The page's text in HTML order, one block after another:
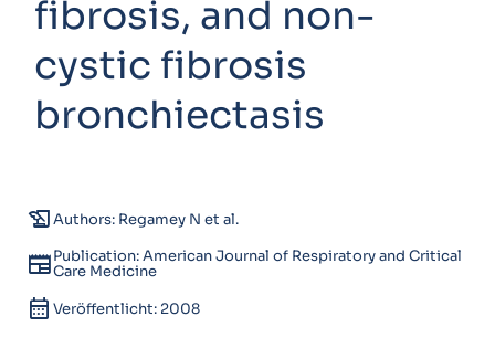
fibrosis, and non-
cystic fibrosis
bronchiectasis
history_eduAuthors: Regamey N et al.
newspaperPublication: American Journal of Respiratory and Critical
Care Medicine
calendar_month Veröffentlicht: 2008